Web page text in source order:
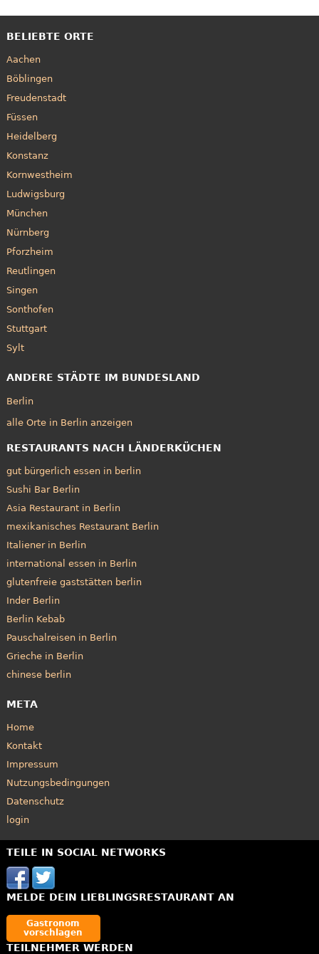
BELIEBTE ORTE
Aachen
Böblingen
Freudenstadt
Füssen
Heidelberg
Konstanz
Kornwestheim
Ludwigsburg
München
Nürnberg
Pforzheim
Reutlingen
Singen
Sonthofen
Stuttgart
Sylt
ANDERE STÄDTE IM BUNDESLAND
Berlin
alle Orte in Berlin anzeigen
RESTAURANTS NACH LÄNDERKÜCHEN
gut bürgerlich essen in berlin
Sushi Bar Berlin
Asia Restaurant in Berlin
mexikanisches Restaurant Berlin
Italiener in Berlin
international essen in Berlin
glutenfreie gaststätten berlin
Inder Berlin
Berlin Kebab
Pauschalreisen in Berlin
Grieche in Berlin
chinese berlin
META
Home
Kontakt
Impressum
Nutzungsbedingungen
Datenschutz
login
TEILE IN SOCIAL NETWORKS
MELDE DEIN LIEBLINGSRESTAURANT AN
Gastronom
vorschlagen
TEILNEHMER WERDEN